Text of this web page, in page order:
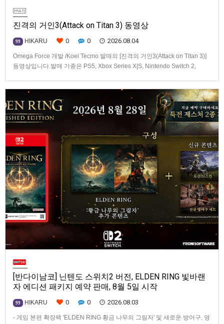
진격의 거인3(Attack on Titan 3) 동영상
99 HIKARU 0 0 2026.08.04
Omega Force 개발 /Koei Tecmo 발매의 [진격의 거인3(Attack on Titan 3)]
동영상입니다.발매 기종은 PS5, Xbox Series X|S, Nintendo Switch 2,
[반다이남코] 닌텐도 스위치2 버전, ELDEN RING 빛바랜
자 에디션 패키지 예약 판매, 8월 5일 시작
99 HIKARU 0 0 2026.08.03
- 게임 본편 확장팩 'ELDEN RING 황금 나무의 그림자' 및 새로운 방어구, 영